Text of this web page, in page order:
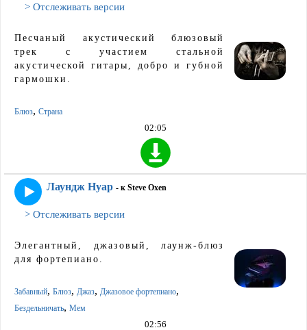
> Отслеживать версии
Песчаный акустический блюзовый
трек с участием стальной
акустической гитары, добро и губной
гармошки.
Блюз, Страна
02:05
Лаундж Нуар - к Steve Oxen
> Отслеживать версии
Элегантный, джазовый, лаунж-блюз
для фортепиано.
Забавный, Блюз, Джаз, Джазовое фортепиано,
Бездельничать, Мем
02:56